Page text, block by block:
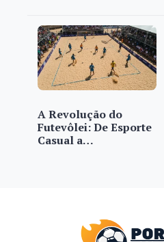
A Revolução do
Futevôlei: De Esporte
Casual a…